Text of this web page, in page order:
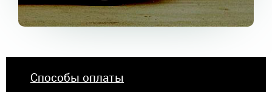
Способы оплаты